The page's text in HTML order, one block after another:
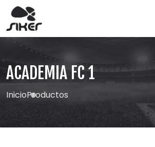
ACADEMIA FC 1
InicioProductos